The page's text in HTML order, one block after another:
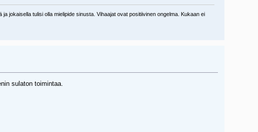
jokaisella tulisi olla mielipide sinusta. Vihaajat ovat positiivinen ongelma. Kukaan ei
sulaton toimintaa.